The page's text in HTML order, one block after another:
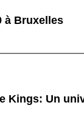
à Bruxelles
Kings: Un